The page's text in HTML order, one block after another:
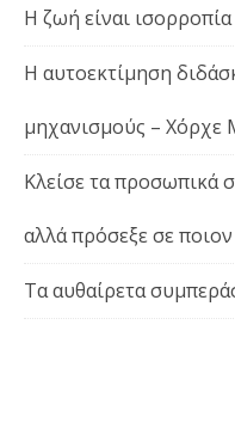
Η ζωή είναι ισορροπία
Η αυτοεκτίμηση
μηχανισμούς – Χόρχε
Κλείσε τα προσωπικά
αλλά πρόσεξε σε ποιον
Τα αυθαίρετα